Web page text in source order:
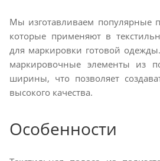
Мы изготавливаем популярные
которые применяют в
для маркировки готовой
маркировочные элементы из
ширины, что позволяет
высокого качества.
Особенности